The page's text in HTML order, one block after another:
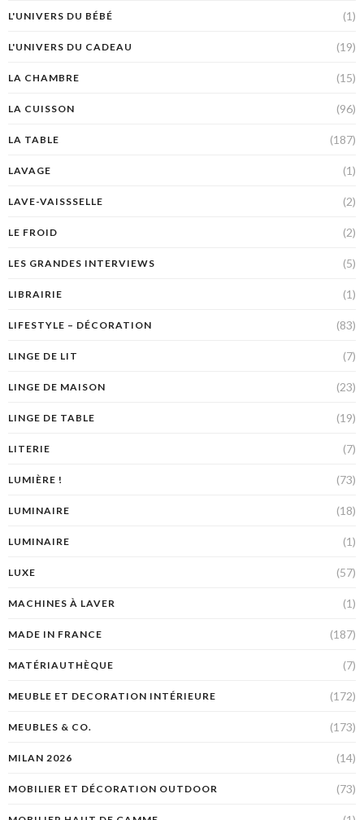
L'UNIVERS DU BÉBÉ (1)
L'UNIVERS DU CADEAU (19)
LA CHAMBRE (15)
LA CUISSON (96)
LA TABLE (187)
LAVAGE (1)
LAVE-VAISSSELLE (2)
LE FROID (2)
LES GRANDES INTERVIEWS (5)
LIBRAIRIE (1)
LIFESTYLE – DÉCORATION (83)
LINGE DE LIT (7)
LINGE DE MAISON (23)
LINGE DE TABLE (19)
LITERIE (7)
LUMIÈRE ! (73)
LUMINAIRE (18)
LUMINAIRE (1)
LUXE (57)
MACHINES À LAVER (1)
MADE IN FRANCE (187)
MATÉRIAUTHÈQUE (7)
MEUBLE ET DECORATION INTÉRIEURE (172)
MEUBLES & CO. (173)
MILAN 2026 (14)
MOBILIER ET DÉCORATION OUTDOOR (73)